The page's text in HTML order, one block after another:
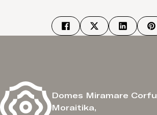
Domes Miramare Corfu
Moraitika,